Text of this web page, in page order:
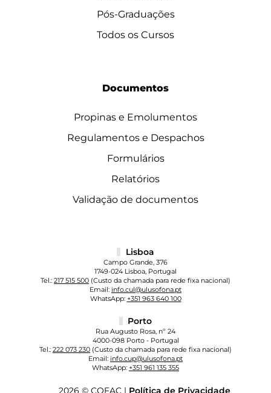
Pós-Graduações
Todos os Cursos
Documentos
Propinas e Emolumentos
Regulamentos e Despachos
Formulários
Relatórios
Validação de documentos
Lisboa
Campo Grande, 376
1749-024 Lisboa, Portugal
Tel.: 217 515 500 (Custo da chamada para rede fixa nacional)
Email: info.cul@ulusofona.pt
WhatsApp: +351 963 640 100
Porto
Rua Augusto Rosa, nº 24
4000-098 Porto - Portugal
Tel.: 222 073 230 (Custo da chamada para rede fixa nacional)
Email: info.cup@ulusofona.pt
WhatsApp: +351 961 135 355
2026 © COFAC | Política de Privacidade